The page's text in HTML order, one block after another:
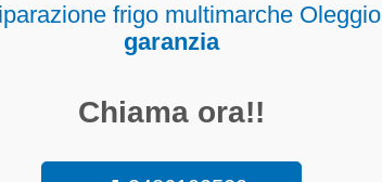
frigo multimarche Oleggio
garanzia
Chiama ora!!